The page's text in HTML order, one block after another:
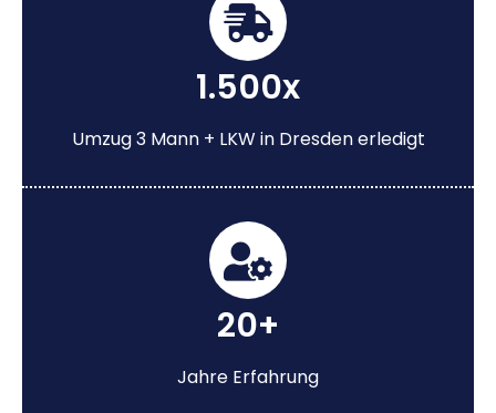
1.500x
Umzug 3 Mann + LKW in Dresden erledigt
20+
Jahre Erfahrung